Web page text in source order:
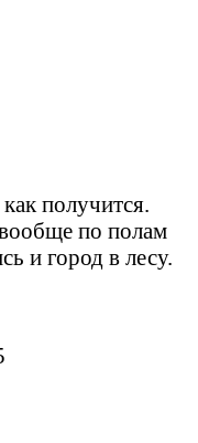
получится.
по полам
и город в лесу.